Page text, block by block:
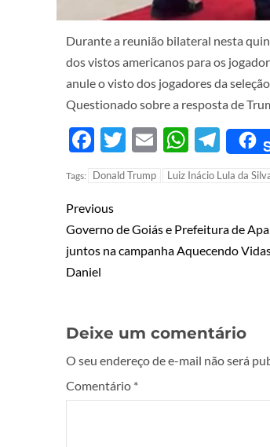
Durante a reunião bilateral nesta
dos vistos americanos para os
anule o visto dos jogadores da
Questionado sobre a resposta de
Facebook
Twitter
Email
Tags: Donald Trump Luiz Inácio Lula da
Previous
Governo de Goiás e Prefeitura de
juntos na campanha Aquecendo
Daniel
Deixe um comentário
O seu endereço de e-mail não será
Comentário *